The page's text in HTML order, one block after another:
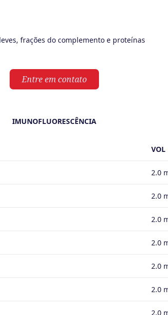
frações do complemento e proteínas
Entre em contato
IMUNOFLUORESCÊNCIA
VOL
2.0
2.0
2.0
2.0
2.0
2.0
2.0